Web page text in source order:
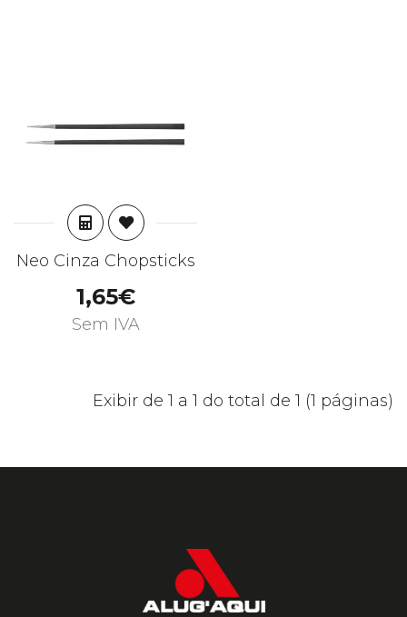
ADICIONAR
Neo Cinza Chopsticks
1,65€
Sem IVA
Exibir de 1 a 1 do total de 1 (1 páginas)